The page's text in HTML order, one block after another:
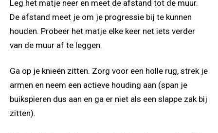
Leg het matje neer en meet de afstand tot de muur.
De afstand meet je om je progressie bij te kunnen
houden. Probeer het matje elke keer net iets verder
van de muur af te leggen.
Ga op je knieën zitten. Zorg voor een holle rug, strek je
armen en neem een actieve houding aan (span je
buikspieren dus aan en ga er niet als een slappe zak bij
zitten).